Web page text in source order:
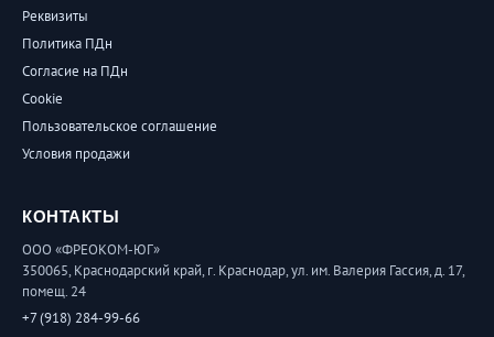
Реквизиты
Политика ПДн
Согласие на ПДн
Cookie
Пользовательское соглашение
Условия продажи
КОНТАКТЫ
ООО «ФРЕОКОМ-ЮГ»
350065, Краснодарский край, г. Краснодар, ул. им. Валерия Гассия, д. 17,
помещ. 24
+7 (918) 284-99-66